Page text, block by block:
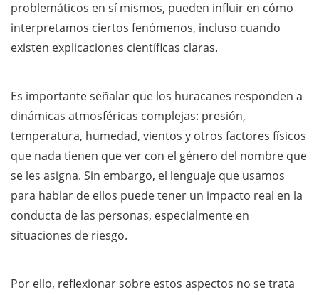
problemáticos en sí mismos, pueden influir en cómo
interpretamos ciertos fenómenos, incluso cuando
existen explicaciones científicas claras.
Es importante señalar que los huracanes responden a
dinámicas atmosféricas complejas: presión,
temperatura, humedad, vientos y otros factores físicos
que nada tienen que ver con el género del nombre que
se les asigna. Sin embargo, el lenguaje que usamos
para hablar de ellos puede tener un impacto real en la
conducta de las personas, especialmente en
situaciones de riesgo.
Por ello, reflexionar sobre estos aspectos no se trata